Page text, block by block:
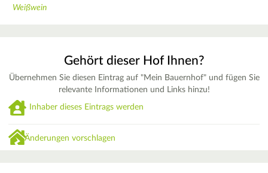
Weißwein
Gehört dieser Hof Ihnen?
Übernehmen Sie diesen Eintrag auf "Mein Bauernhof" und fügen Sie
relevante Informationen und Links hinzu!
Inhaber dieses Eintrags werden
Änderungen vorschlagen